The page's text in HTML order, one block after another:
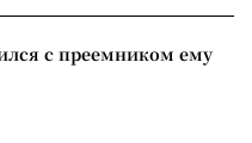
с преемником ему